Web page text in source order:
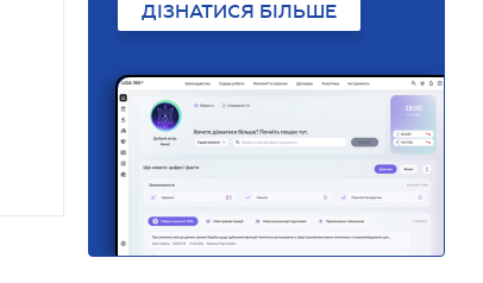
ДІЗНАТИСЯ БІЛЬШЕ